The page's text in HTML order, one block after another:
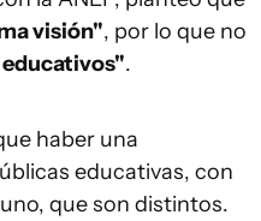
visión", por lo que no
.
haber una
educativas, con
que son distintos.